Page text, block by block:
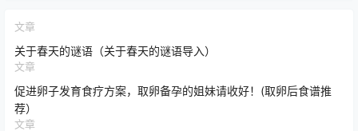
文章
关于春天的谜语（关于春天的谜语导入）
文章
促进卵子发育食疗方案，取卵备孕的姐妹请收好！(取卵后食谱推
荐）
文章